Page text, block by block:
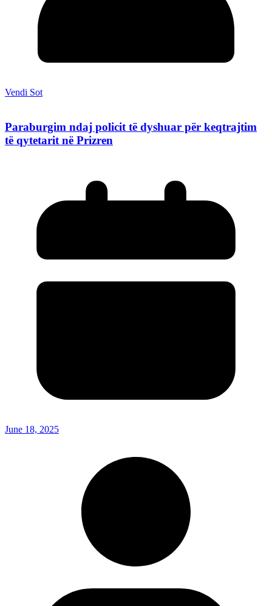
Vendi Sot
Paraburgim ndaj policit të dyshuar për keqtrajtim
të qytetarit në Prizren
June 18, 2025